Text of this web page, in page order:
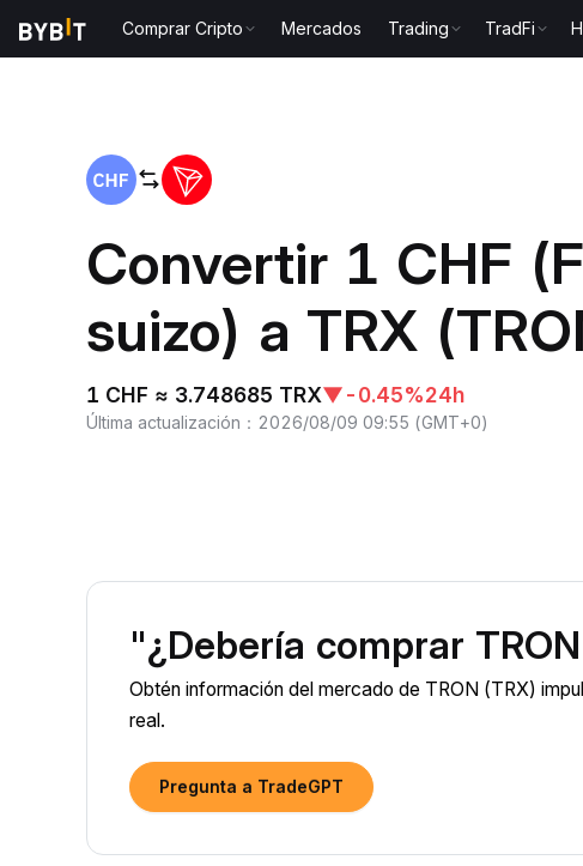
Comprar Cripto Mercados Trading TradFi
Convertir 1 CHF
suizo) a TRX
1 CHF ≈ 3.748685 TRX▼-0.45%24h
Última actualización ： 2026/08/09 09:55 (GMT+0)
"¿Debería comprar
Obtén información del mercado de TRON (TRX)
real.
Pregunta a TradeGPT